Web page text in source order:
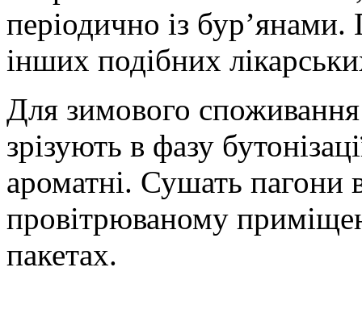
періодично із
інших подібних
Для зимового
зрізують в фазу
ароматні. Сушать пагони
провітрюваному
пакетах.